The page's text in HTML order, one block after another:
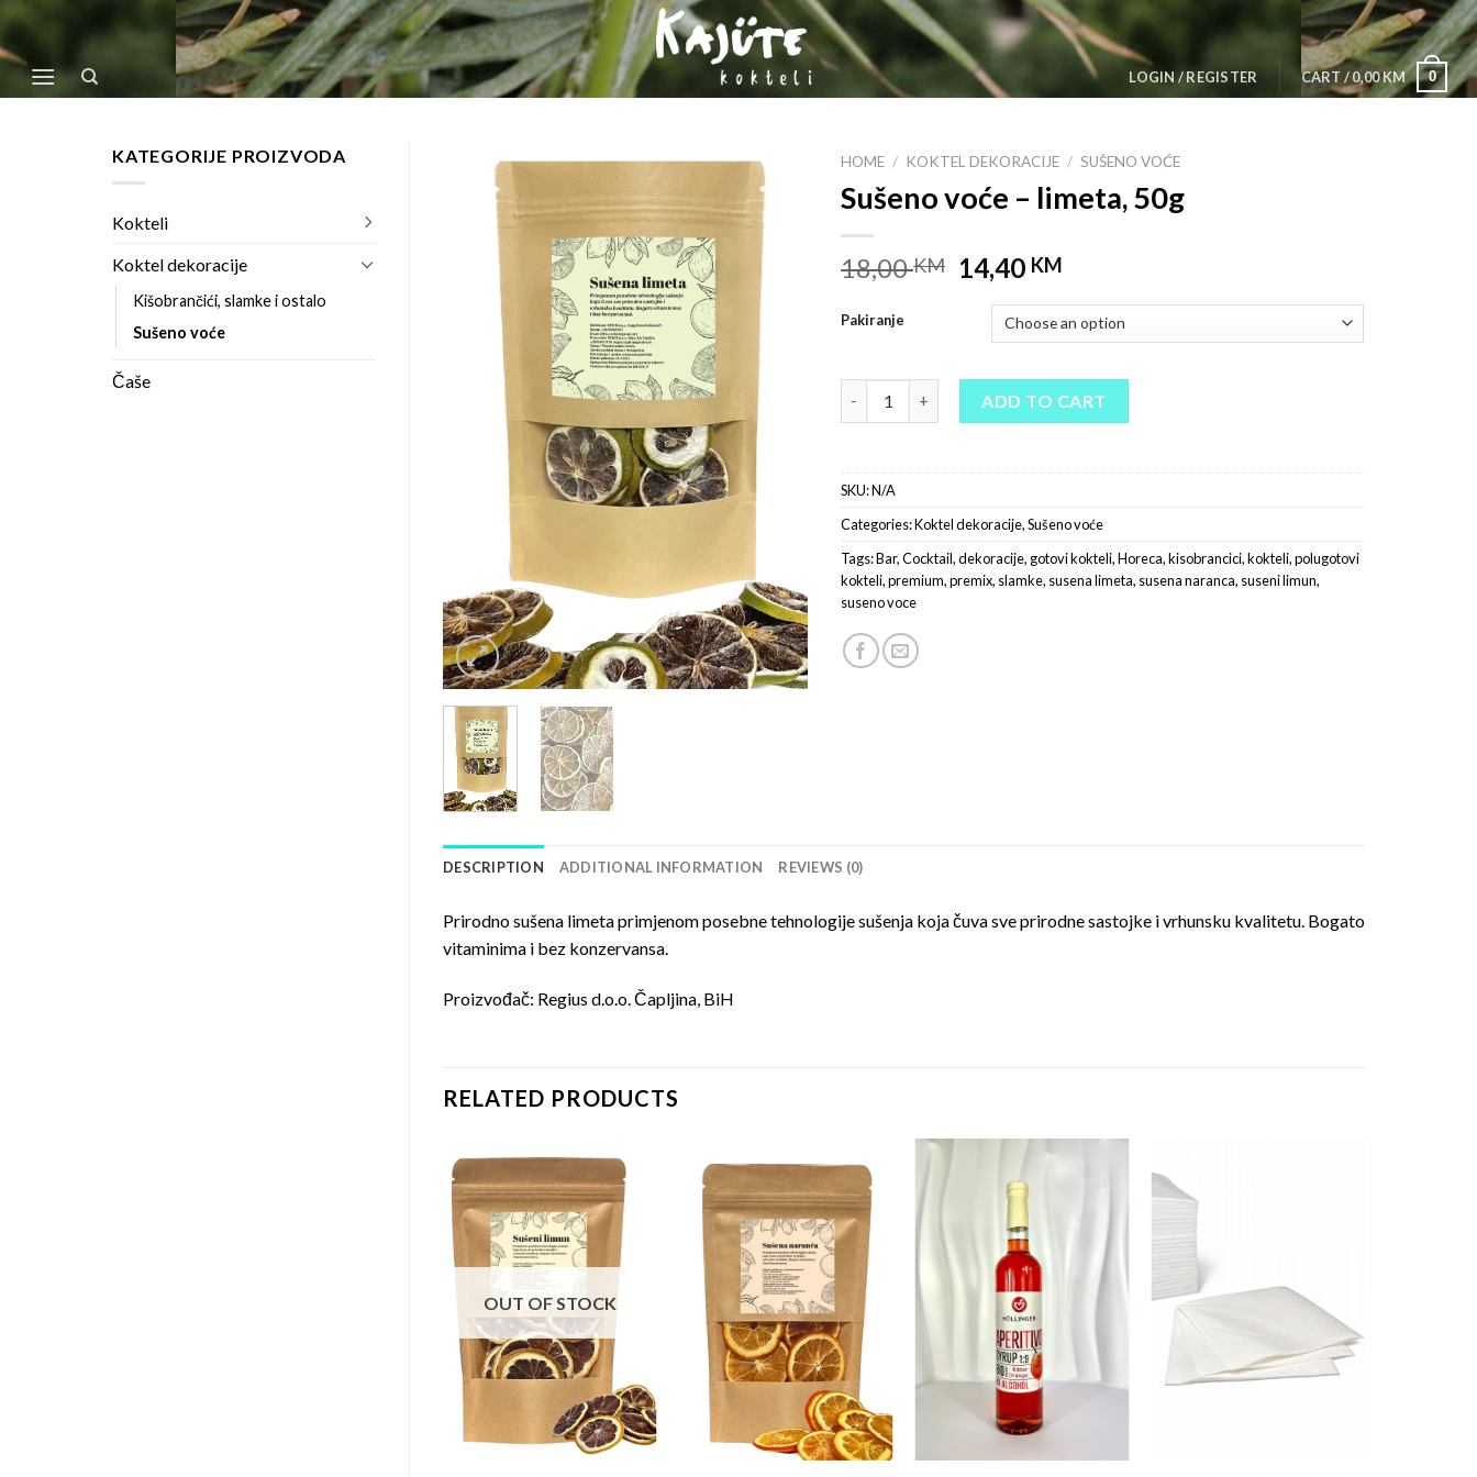
content
LOGIN / REGISTER CART /0,00KM 0
KATEGORIJE PROIZVODA
Kokteli
Koktel dekoracije
Kišobrančići, slamke i ostalo
Sušeno voće
Čaše
HOME / KOKTEL DEKORACIJE / SUŠENO VOĆE
Sušeno voće – limeta, 50g
18,00KM 14,40 KM
Pakiranje
ADD TO CART
SKU:N/A
Categories:Koktel dekoracije,Sušeno voće
Tags:Bar,Cocktail,dekoracije, gotovi kokteli,Horeca,kisobrancici,kokteli,polugotovi
kokteli,premium,premix, slamke, susena limeta, susena naranca, suseni limun,
suseno voce
DESCRIPTION ADDITIONAL INFORMATION REVIEWS (0)
Prirodno sušena limeta primjenom posebne tehnologije sušenja koja čuva sve prirodne sastojke i vrhunsku kvalitetu. Bogato
vitaminima i bez konzervansa.
Proizvođač: Regius d.o.o. Čapljina, BiH
RELATED PRODUCTS
OUT OF STOCK